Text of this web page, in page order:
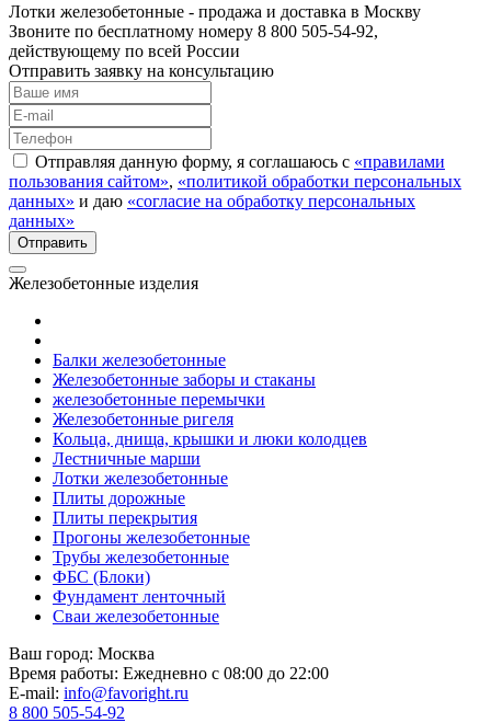
Лотки железобетонные - продажа и доставка в Москву
Звоните по бесплатному номеру 8 800 505-54-92,
действующему по всей России
Отправить заявку на консультацию
Отправляя данную форму, я соглашаюсь с «правилами
пользования сайтом», «политикой обработки персональных
данных» и даю «согласие на обработку персональных
данных»
Железобетонные изделия
Балки железобетонные
Железобетонные заборы и стаканы
железобетонные перемычки
Железобетонные ригеля
Кольца, днища, крышки и люки колодцев
Лестничные марши
Лотки железобетонные
Плиты дорожные
Плиты перекрытия
Прогоны железобетонные
Трубы железобетонные
ФБС (Блоки)
Фундамент ленточный
Сваи железобетонные
Ваш город: Москва
Время работы: Ежедневно с 08:00 до 22:00
E-mail: info@favoright.ru
8 800 505-54-92